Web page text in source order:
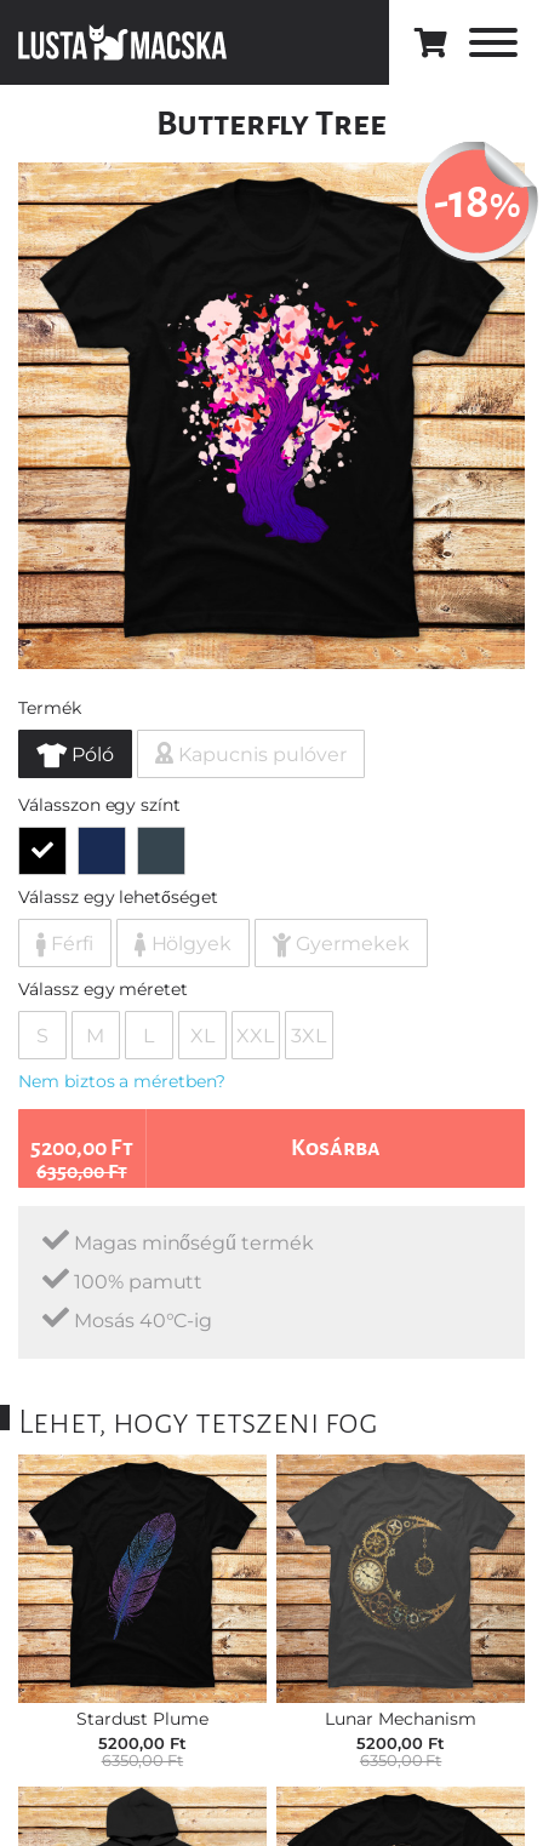
Butterfly Tree
-18%
Termék
Póló Kapucnis pulóver
Válasszon egy színt
Válassz egy lehetőséget
Férfi Hölgyek Gyermekek
Válassz egy méretet
S M L XL XXL 3XL
Nem biztos a méretben?
5200,00 Ft
6350,00 Ft
Kosárba
Magas minőségű termék
100% pamutt
Mosás 40°C-ig
Lehet, hogy tetszeni fog
Stardust Plume
5200,00 Ft
6350,00 Ft
Lunar Mechanism
5200,00 Ft
6350,00 Ft